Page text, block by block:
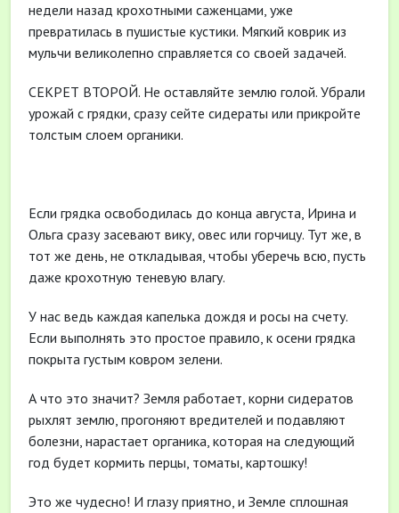
недели назад крохотными саженцами, уже
превратилась в пушистые кустики. Мягкий коврик из
мульчи великолепно справляется со своей задачей.
СЕКРЕТ ВТОРОЙ. Не оставляйте землю голой. Убрали
урожай с грядки, сразу сейте сидераты или прикройте
толстым слоем органики.
Если грядка освободилась до конца августа, Ирина и
Ольга сразу засевают вику, овес или горчицу. Тут же, в
тот же день, не откладывая, чтобы уберечь всю, пусть
даже крохотную теневую влагу.
У нас ведь каждая капелька дождя и росы на счету.
Если выполнять это простое правило, к осени грядка
покрыта густым ковром зелени.
А что это значит? Земля работает, корни сидератов
рыхлят землю, прогоняют вредителей и подавляют
болезни, нарастает органика, которая на следующий
год будет кормить перцы, томаты, картошку!
Это же чудесно! И глазу приятно, и Земле сплошная